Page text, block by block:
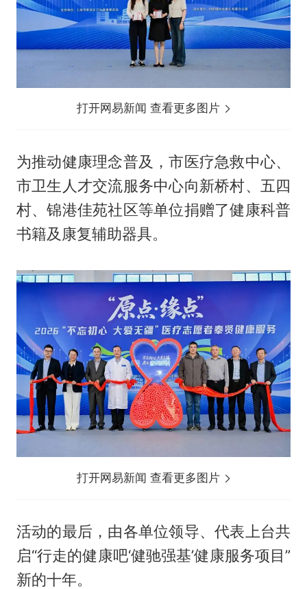
打开网易新闻 查看更多图片
为推动健康理念普及，市医疗急救中心、
市卫生人才交流服务中心向新桥村、五四
村、锦港佳苑社区等单位捐赠了健康科普
书籍及康复辅助器具。
打开网易新闻 查看更多图片
活动的最后，由各单位领导、代表上台共
启“行走的健康吧‘健驰强基’健康服务项目”
新的十年。